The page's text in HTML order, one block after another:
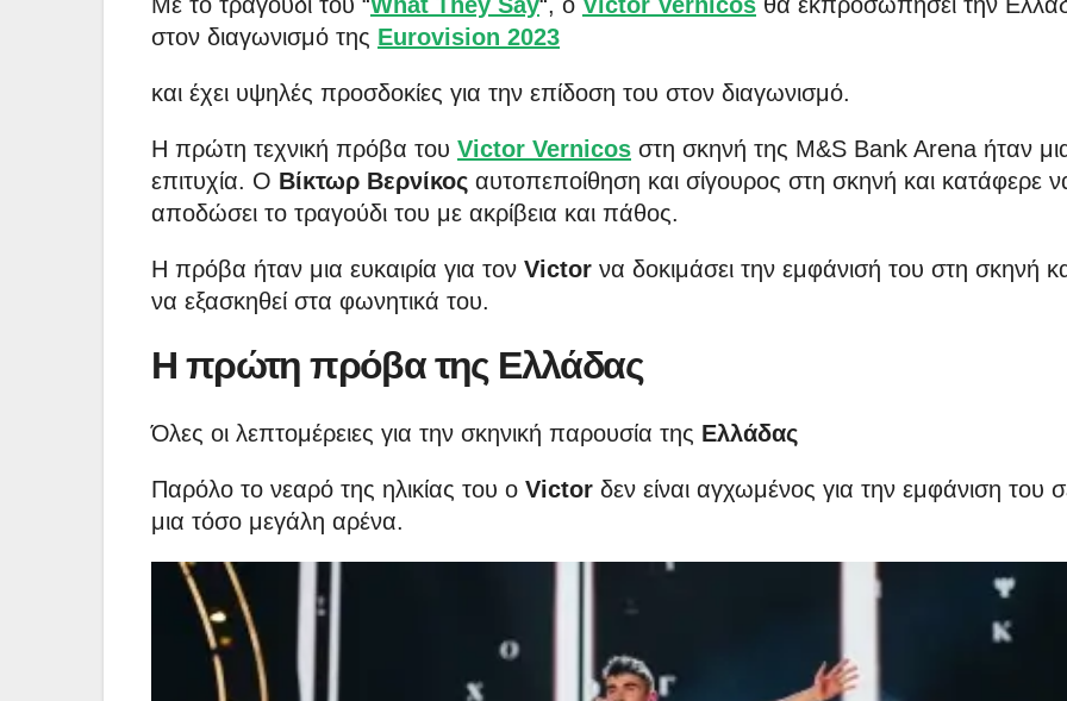
στον διαγωνισμό της Eurovision 2023
και έχει υψηλές προσδοκίες για την επίδοση του στον διαγωνισμό.
Η πρώτη τεχνική πρόβα του Victor Vernicos στη σκηνή της M&S Bank Arena ήταν
επιτυχία. Ο Βίκτωρ Βερνίκος αυτοπεποίθηση και σίγουρος στη σκηνή και κατάφερε
αποδώσει το τραγούδι του με ακρίβεια και πάθος.
Η πρόβα ήταν μια ευκαιρία για τον Victor να δοκιμάσει την εμφάνισή του στη σκηνή
να εξασκηθεί στα φωνητικά του.
Η πρώτη πρόβα της Ελλάδας
Όλες οι λεπτομέρειες για την σκηνική παρουσία της Ελλάδας
Παρόλο το νεαρό της ηλικίας του ο Victor δεν είναι αγχωμένος για την εμφάνιση του
μια τόσο μεγάλη αρένα.